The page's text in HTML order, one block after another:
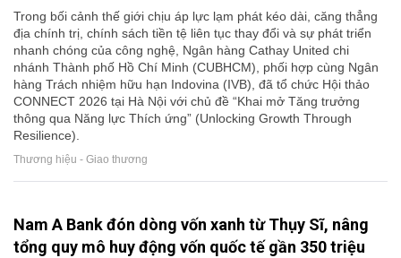
Trong bối cảnh thế giới chịu áp lực lạm phát kéo dài, căng thẳng
địa chính trị, chính sách tiền tệ liên tục thay đổi và sự phát triển
nhanh chóng của công nghệ, Ngân hàng Cathay United chi
nhánh Thành phố Hồ Chí Minh (CUBHCM), phối hợp cùng Ngân
hàng Trách nhiệm hữu hạn Indovina (IVB), đã tổ chức Hội thảo
CONNECT 2026 tại Hà Nội với chủ đề “Khai mở Tăng trưởng
thông qua Năng lực Thích ứng” (Unlocking Growth Through
Resilience).
Thương hiệu - Giao thương
Nam A Bank đón dòng vốn xanh từ Thụy Sĩ, nâng
tổng quy mô huy động vốn quốc tế gần 350 triệu